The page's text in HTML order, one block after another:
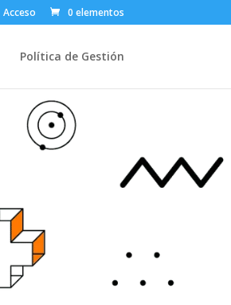
Acceso 0 elementos
Política de Gestión